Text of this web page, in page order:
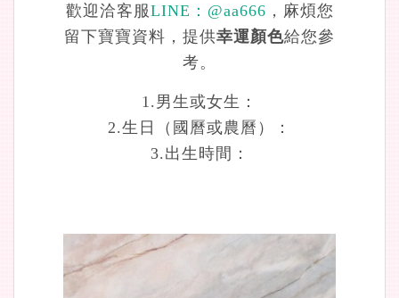
歡迎洽客服LINE： @aa666 ，麻煩您
留下寶寶資料，提供幸運顏色給您參
考。
1.男生或女生：
2.生日（國曆或農曆）：
3.出生時間：